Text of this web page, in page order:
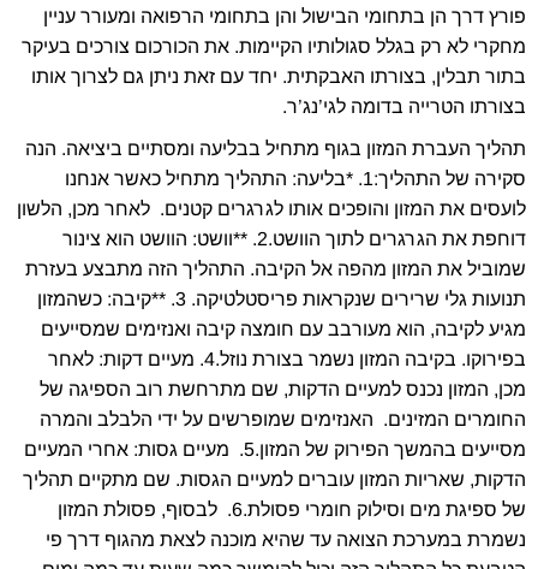
פורץ דרך הן בתחומי הבישול והן בתחומי הרפואה ומעורר עניין
מחקרי לא רק בגלל סגולותיו הקיימות. את הכורכום צורכים בעיקר
בתור תבלין, בצורתו האבקתית. יחד עם זאת ניתן גם לצרוך אותו
בצורתו הטרייה בדומה לגי’נג’ר.
תהליך העברת המזון בגוף מתחיל בבליעה ומסתיים ביציאה. הנה
סקירה של התהליך:1. *בליעה: התהליך מתחיל כאשר אנחנו
לועסים את המזון והופכים אותו לגרגרים קטנים. לאחר מכן, הלשון
דוחפת את הגרגרים לתוך הוושט.2. **וושט: הוושט הוא צינור
שמוביל את המזון מהפה אל הקיבה. התהליך הזה מתבצע בעזרת
תנועות גלי שרירים שנקראות פריסטלטיקה. 3. **קיבה: כשהמזון
מגיע לקיבה, הוא מעורבב עם חומצה קיבה ואנזימים שמסייעים
בפירוקו. בקיבה המזון נשמר בצורת נוזל.4. מעיים דקות: לאחר
מכן, המזון נכנס למעיים הדקות, שם מתרחשת רוב הספיגה של
החומרים המזינים. האנזימים שמופרשים על ידי הלבלב והמרה
מסייעים בהמשך הפירוק של המזון.5. מעיים גסות: אחרי המעיים
הדקות, שאריות המזון עוברים למעיים הגסות. שם מתקיים תהליך
של ספיגת מים וסילוק חומרי פסולת.6. לבסוף, פסולת המזון
נשמרת במערכת הצואה עד שהיא מוכנה לצאת מהגוף דרך פי